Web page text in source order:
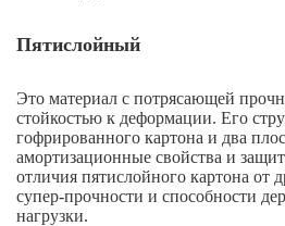
Пятислойный
Это материал с потрясающей
стойкостью к деформации. Его
гофрированного картона и два
амортизационные свойства и
отличия пятислойного картона от
супер-прочности и способности
нагрузки.